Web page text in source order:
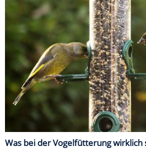
Was bei der Vogelfütterung wirklich